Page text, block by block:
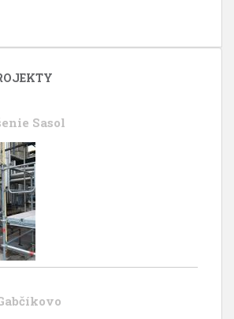
Sasol